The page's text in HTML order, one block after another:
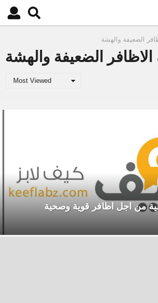
الضعيفة والهشة
الاظافر الضعيفة والهشة
Most Viewed